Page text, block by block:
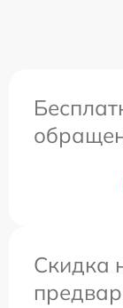
Скидка